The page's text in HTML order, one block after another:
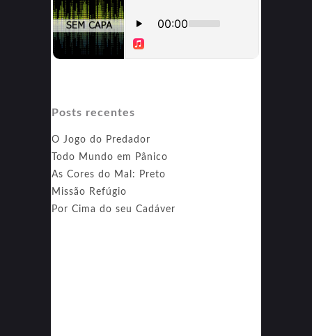
Posts recentes
O Jogo do Predador
Todo Mundo em Pânico
As Cores do Mal: Preto
Missão Refúgio
Por Cima do seu Cadáver